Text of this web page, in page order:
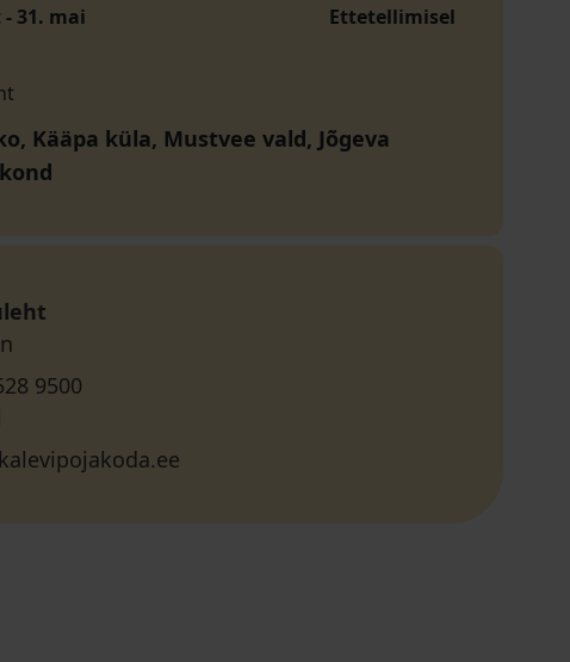
- 31. mai Ettetellimisel
Kääpa küla, Mustvee vald, Jõgeva
9500